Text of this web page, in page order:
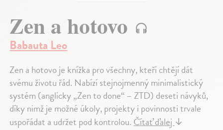
Zen a hotovo
Babauta Leo
Zen a hotovo je knížka pro všechny, kteří chtějí dát
svému životu řád. Nabízí stejnojmenný minimalistický
systém (anglicky „Zen to done“ – ZTD) deseti návyků,
díky nimž je možné úkoly, projekty i povinnosti trvale
uspořádat a udržet pod kontrolou.Čítať ďalej↓